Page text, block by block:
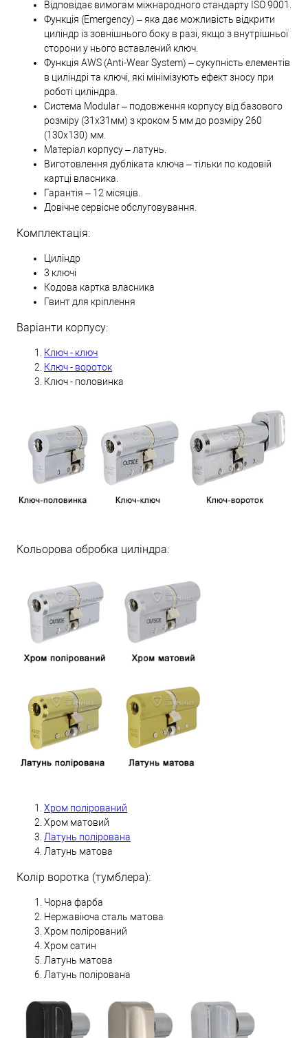
Відповідає вимогам міжнародного стандарту ISO 9001.
Функція (Emergency) – яка дає можливість відкрити
циліндр із зовнішнього боку в разі, якщо з внутрішньої
сторони у нього вставлений ключ.
Функція AWS (Anti-Wear System) – сукупність елементів
в циліндрі та ключі, які мінімізують ефект зносу при
роботі циліндра.
Система Modular – подовження корпусу від базового
розміру (31х31мм) з кроком 5 мм до розміру 260
(130х130) мм.
Матеріал корпусу – латунь.
Виготовлення дубліката ключа – тільки по кодовій
картці власника.
Гарантія – 12 місяців.
Довічне сервісне обслуговування.
Комплектація:
Циліндр
3 ключі
Кодова картка власника
Гвинт для кріплення
Варіанти корпусу:
Ключ - ключ
Ключ - вороток
Ключ - половинка
Кольорова обробка циліндра:
Хром полірований
Хром матовий
Латунь полірована
Латунь матова
Колір воротка (тумблера):
Чорна фарба
Нержавіюча сталь матова
Хром полірований
Хром сатин
Латунь матова
Латунь полірована